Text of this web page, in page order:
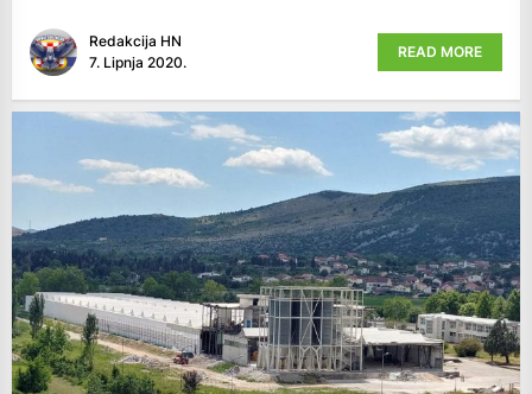
Redakcija HN
7. Lipnja 2020.
READ MORE